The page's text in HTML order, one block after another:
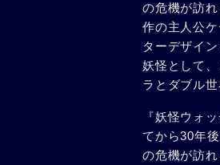
の危機が訪
作の主人公
ターデザイ
妖怪として
ラとダブル
『妖怪ウォ
てから30年
の危機が訪